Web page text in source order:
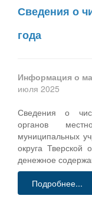
Сведения о
года
Информация о
июля 2025
Сведения о
органов
муниципальных
округа Тверской
денежное
Подробнее...